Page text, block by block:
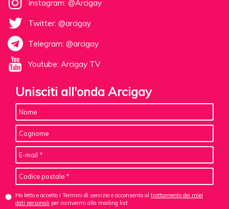
Instagram: @Arcigay
Twitter: @arcigay
Telegram: @arcigay
Youtube: Arcigay TV
Unisciti all'onda Arcigay
Ho letto e accetto i Termini di servizio e acconsento al trattamento dei miei
dati personali per iscrivermi alla mailing list